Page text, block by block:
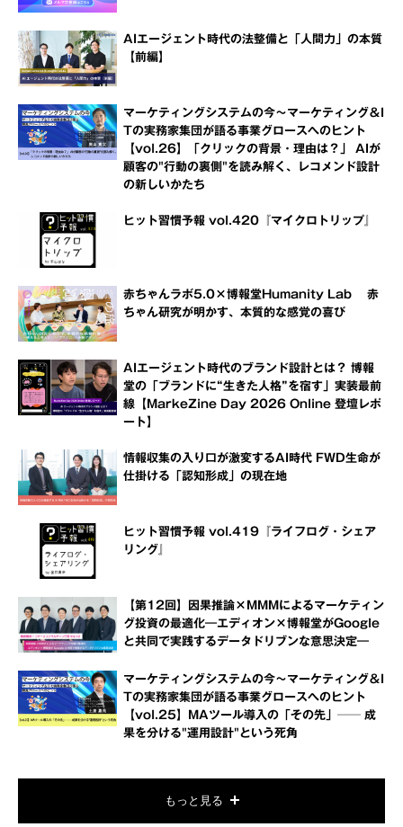
AIエージェント時代の法整備と「人間力」の本質
【前編】
マーケティングシステムの今～マーケティング＆I
Tの実務家集団が語る事業グロースへのヒント
【vol.26】「クリックの背景・理由は？」 AIが
顧客の"行動の裏側"を読み解く、レコメンド設計
の新しいかたち
ヒット習慣予報 vol.420『マイクロトリップ』
赤ちゃんラボ5.0×博報堂Humanity Lab 赤
ちゃん研究が明かす、本質的な感覚の喜び
AIエージェント時代のブランド設計とは？ 博報
堂の「ブランドに“生きた人格”を宿す」実装最前
線【MarkeZine Day 2026 Online 登壇レポ
ート】
情報収集の入り口が激変するAI時代 FWD生命が
仕掛ける「認知形成」の現在地
ヒット習慣予報 vol.419『ライフログ・シェア
リング』
【第12回】因果推論×MMMによるマーケティン
グ投資の最適化―エディオン×博報堂がGoogle
と共同で実践するデータドリブンな意思決定―
マーケティングシステムの今～マーケティング＆I
Tの実務家集団が語る事業グロースへのヒント
【vol.25】MAツール導入の「その先」── 成
果を分ける"運用設計"という死角
もっと見る